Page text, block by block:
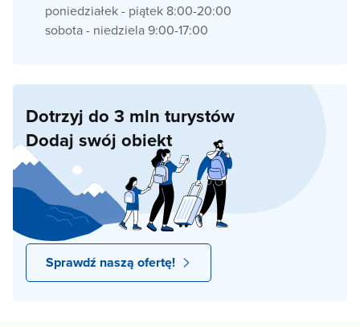
poniedziałek - piątek 8:00-20:00
sobota - niedziela 9:00-17:00
Dotrzyj do 3 mln turystów
Dodaj swój obiekt
Sprawdź naszą ofertę!